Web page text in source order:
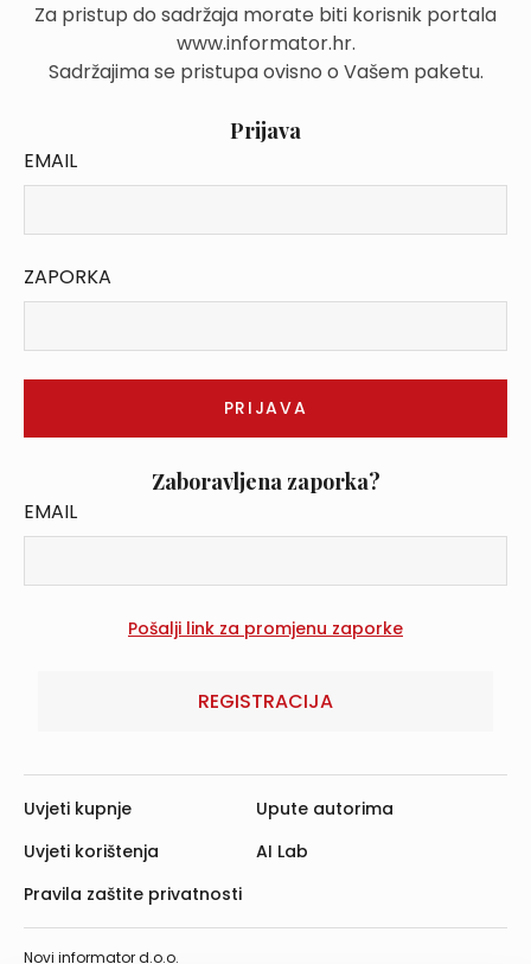
Za pristup do sadržaja morate biti korisnik portala
www.informator.hr.
Sadržajima se pristupa ovisno o Vašem paketu.
Prijava
EMAIL
ZAPORKA
Zaboravljena zaporka?
EMAIL
REGISTRACIJA
Novi informator d.o.o.
Uvjeti kupnje
Uvjeti korištenja
Pravila zaštite privatnosti
Upute autorima
AI Lab